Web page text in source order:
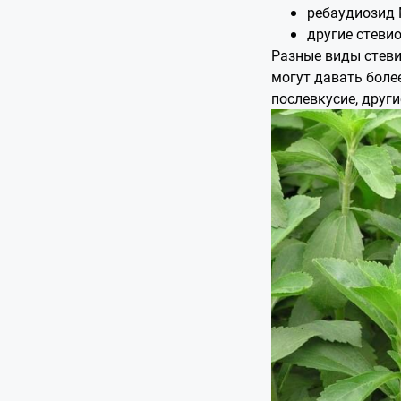
ребаудиозид
другие
Разные виды
могут давать
послевкусие,